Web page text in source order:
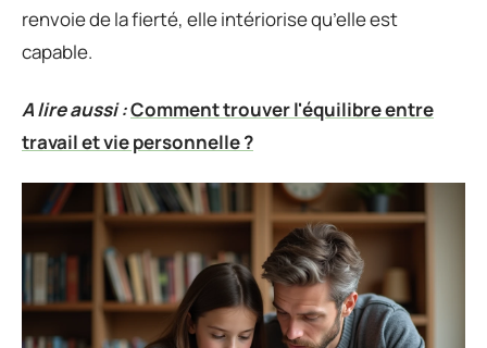
renvoie de la fierté, elle intériorise qu’elle est
capable.
A lire aussi :Comment trouver l'équilibre entre
travail et vie personnelle ?